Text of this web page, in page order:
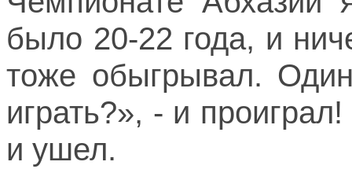
было 20-22 года, и
тоже обыгрывал.
играть?», - и
и ушел.